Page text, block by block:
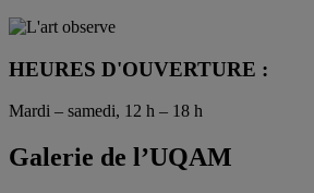
HEURES D'OUVERTURE :
Mardi – samedi, 12 h – 18 h
Galerie de l’UQAM